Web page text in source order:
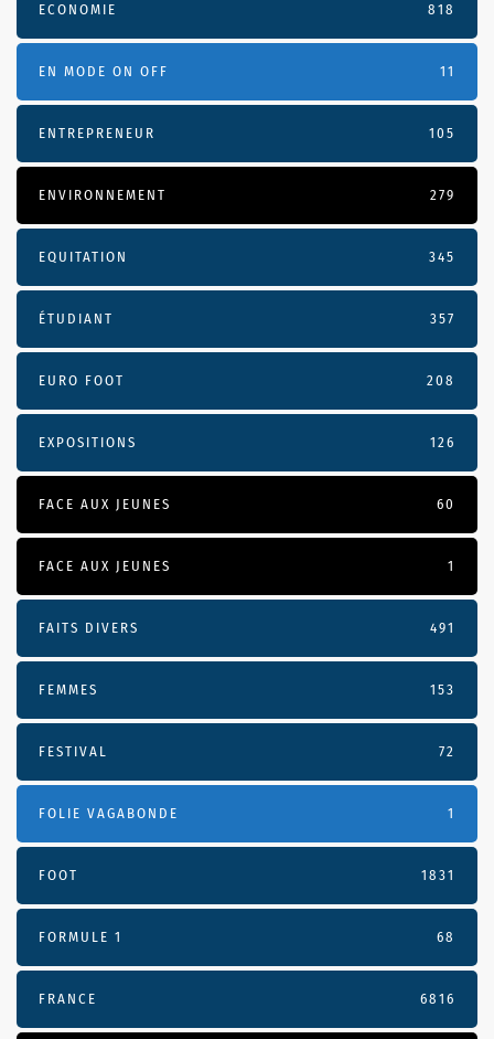
ECONOMIE 818
EN MODE ON OFF 11
ENTREPRENEUR 105
ENVIRONNEMENT 279
EQUITATION 345
ÉTUDIANT 357
EURO FOOT 208
EXPOSITIONS 126
FACE AUX JEUNES 60
FACE AUX JEUNES 1
FAITS DIVERS 491
FEMMES 153
FESTIVAL 72
FOLIE VAGABONDE 1
FOOT 1831
FORMULE 1 68
FRANCE 6816